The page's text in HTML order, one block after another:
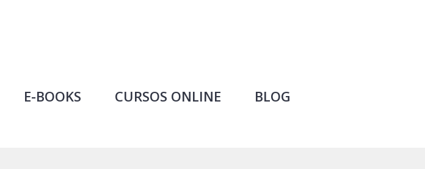
E-BOOKS CURSOS ONLINE BLOG